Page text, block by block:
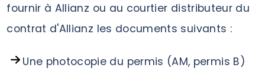
fournir à Allianz ou au courtier distributeur du
contrat d'Allianz les documents suivants :
Une photocopie du permis (AM, permis B)